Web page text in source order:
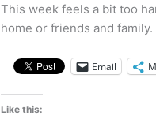
This week feels a bit too
home or friends and
Email
Like this: